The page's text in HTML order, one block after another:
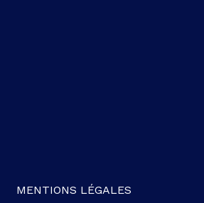
MENTIONS LÉGALES